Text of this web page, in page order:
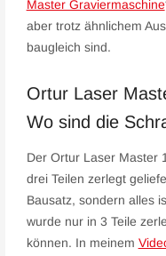
Master Graviermaschine
aber trotz ähnlichem
baugleich sind.
Ortur Laser
Wo sind die
Der Ortur Laser Master
drei Teilen zerlegt
Bausatz, sondern alles
wurde nur in 3 Teile
können. In meinem